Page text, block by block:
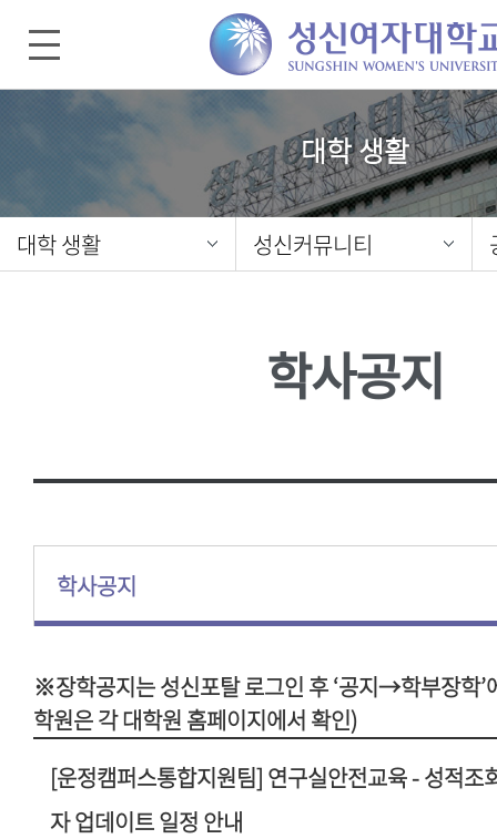
대학 생활
대학 생활 성신커뮤니티
학사공지
학사공지
※장학공지는 성신포탈 로그인 후 ‘공지→학부장학’
학원은 각 대학원 홈페이지에서 확인)
[운정캠퍼스통합지원팀] 연구실안전교육 - 성적조
자 업데이트 일정 안내